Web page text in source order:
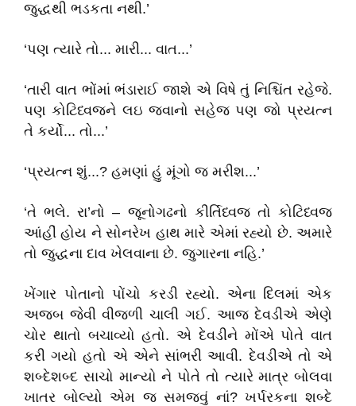
જુદ્ધથી ભડકતા નથી.’
‘પણ ત્યારે તો... મારી... વાત...’
‘તારી વાત ભોંમાં ભંડારાઈ જાશે એ વિષે તું નિશ્ચિંત રહેજે.
પણ કોટિધ્વજને લઇ જવાનો સહેજ પણ જો પ્રયત્ન
તે કર્યો... તો...’
‘પ્રયત્ન શું...? હમણાં હું મૂંગો જ મરીશ...’
‘તે ભલે. રા’નો – જૂનોગઢનો કીર્તિધ્વજ તો કોટિધ્વજ
આંહીં હોય ને સોનરેખ હાથ મારે એમાં રહ્યો છે. અમારે
તો જુદ્ધના દાવ ખેલવાના છે. જુગારના નહિ.’
ખેંગાર પોતાનો પોંચો કરડી રહ્યો. એના દિલમાં એક
અજબ જેવી વીજળી ચાલી ગઈ. આજ દેવડીએ એણે
ચોર થાતો બચાવ્યો હતો. એ દેવડીને મોંએ પોતે વાત
કરી ગયો હતો એ એને સાંભરી આવી. દેવડીએ તો એ
શબ્દેશબ્દ સાચો માન્યો ને પોતે તો ત્યારે માત્ર બોલવા
ખાતર બોલ્યો એમ જ સમજવું નાં? ખર્પરકના શબ્દે